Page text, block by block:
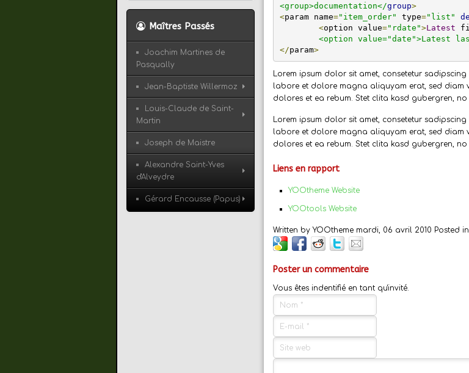
<group>documentation</group>
<param name="item_order" type="list"
<option value="rdate">Latest
<option value="date">Latest
</param>
Lorem ipsum dolor sit amet, consetetur
labore et dolore magna aliquyam erat, sed diam
dolores et ea rebum. Stet clita kasd gubergren,
Lorem ipsum dolor sit amet, consetetur
labore et dolore magna aliquyam erat, sed diam
dolores et ea rebum. Stet clita kasd gubergren,
Liens en rapport
YOOtheme Website
YOOtools Website
Written by YOOtheme mardi, 06 avril 2010 Posted in
Poster un commentaire
Vous êtes indentifié en tant qu'invité.
Maîtres Passés
Joachim Martines de
Pasqually
Jean-Baptiste Willermoz
Louis-Claude de Saint-
Martin
Joseph de Maistre
Alexandre Saint-Yves
d'Alveydre
Gérard Encausse (Papus)